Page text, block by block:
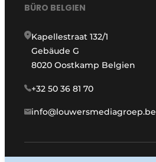
BÜRO BELGIEN
Kapellestraat 132/1
Gebäude G
8020 Oostkamp Belgien
+32 50 36 81 70
info@louwersmediagroep.be